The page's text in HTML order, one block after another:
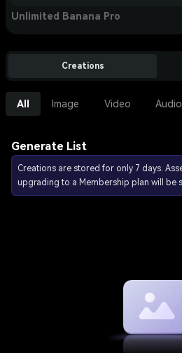
Unlimited Banana Pro
Creations
All Image Video Audio
Generate List
Creations are stored for only 7 days.
upgrading to a Membership plan will be